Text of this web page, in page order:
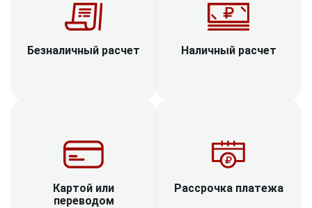
Безналичный расчет Наличный расчет
Картой или
переводом
Рассрочка платежа